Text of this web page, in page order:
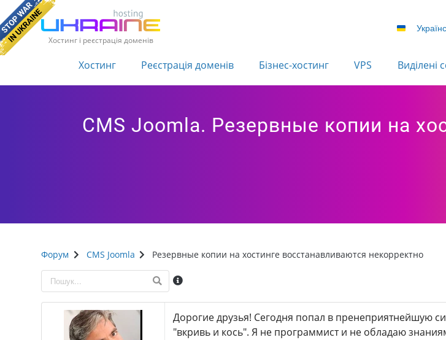
Хостинг і реєстрація доменів
Хостинг Реєстрація доменів Бізнес-хостинг VPS Виділені
CMS Joomla. Резервные копии на
Форум CMS Joomla Резервные копии на хостинге восстанавливаются некорректно
Дорогие друзья! Сегодня попал в пренеприятнейшую
"вкривь и кось". Я не программист и не обладаю